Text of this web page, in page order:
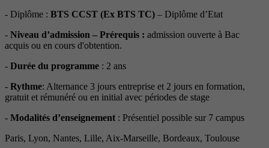
- Diplôme : BTS CCST (Ex BTS TC) – Diplôme d’Etat
- Niveau d’admission – Prérequis : admission ouverte à Bac
acquis ou en cours d'obtention.
- Durée du programme : 2 ans
- Rythme: Alternance 3 jours entreprise et 2 jours en formation,
gratuit et rémunéré ou en initial avec périodes de stage
- Modalités d’enseignement : Présentiel possible sur 7 campus
Paris, Lyon, Nantes, Lille, Aix-Marseille, Bordeaux, Toulouse